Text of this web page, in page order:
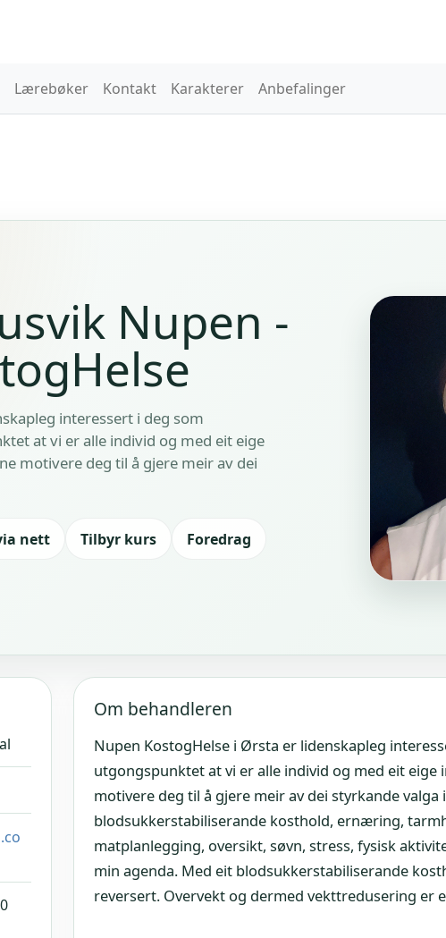
Lærebøker Kontakt Karakterer Anbefalinger
Nupen -
interessert i deg som
at vi er alle individ og med eit eige
motivere deg til å gjere meir av dei
nett Tilbyr kurs Foredrag
Om behandleren
Nupen KostogHelse i Ørsta er lidenskapleg
utgongspunktet at vi er alle individ og med eit
motivere deg til å gjere meir av dei styrkande valga
blodsukkerstabiliserande kosthold, ernæring,
matplanlegging, oversikt, søvn, stress, fysisk
min agenda. Med eit blodsukkerstabiliserande
reversert. Overvekt og dermed vekttredusering er